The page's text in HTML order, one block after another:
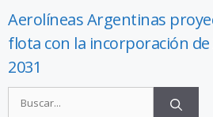
Aerolíneas Argentinas
flota con la incorporación
2031